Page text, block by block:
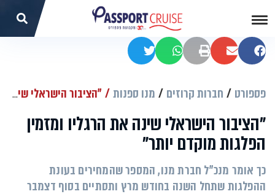
שתפו בפייסבוק
שתפו במיילהדפסהשתפו בוואטסאפשתפו בטוויטר
פספורט חברות קרוזים מנו ספנות "הציבור הישראלי שינה את הרגליו ומזמין הפלגות מוקדם יותר"
"הציבור הישראלי שינה את הרגליו ומזמין
הפלגות מוקדם יותר"
כך אומר מנכ"ל חברת מנו, המספר שהמחירים בעונת
ההפלגות שתחל השנה בחודש מרץ ותסתיים בסוף דצמבר